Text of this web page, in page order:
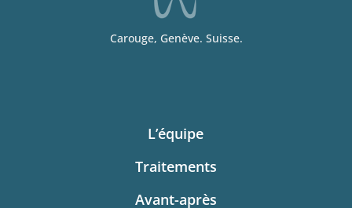
Carouge, Genève. Suisse.
L’équipe
Traitements
Avant-après